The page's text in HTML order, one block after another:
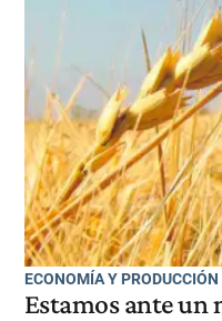
ECONOMÍA Y PRODUCCIÓN
Estamos ante